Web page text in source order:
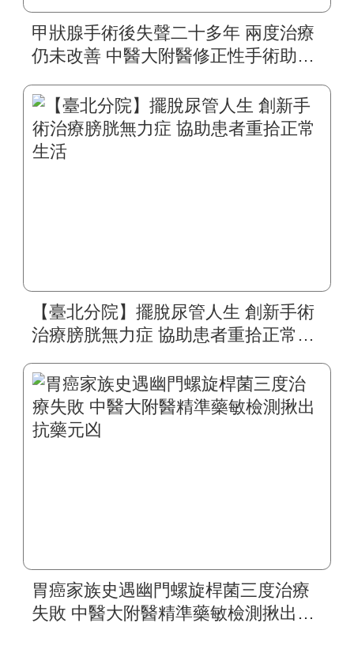
甲狀腺手術後失聲二十多年 兩度治療
仍未改善 中醫大附醫修正性手術助四
【臺北分院】擺脫尿管人生 創新手術
治療膀胱無力症 協助患者重拾正常生
胃癌家族史遇幽門螺旋桿菌三度治療
失敗 中醫大附醫精準藥敏檢測揪出抗